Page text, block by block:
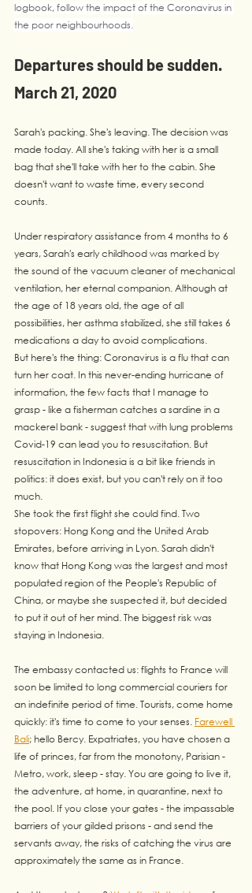
logbook, follow the impact of the Coronavirus in
the poor neighbourhoods.
Departures should be sudden.
March 21, 2020
Sarah's packing. She's leaving. The decision was
made today. All she's taking with her is a small
bag that she'll take with her to the cabin. She
doesn't want to waste time, every second
counts.
Under respiratory assistance from 4 months to 6
years, Sarah's early childhood was marked by
the sound of the vacuum cleaner of mechanical
ventilation, her eternal companion. Although at
the age of 18 years old, the age of all
possibilities, her asthma stabilized, she still takes 6
medications a day to avoid complications.
But here's the thing: Coronavirus is a flu that can
turn her coat. In this never-ending hurricane of
information, the few facts that I manage to
grasp - like a fisherman catches a sardine in a
mackerel bank - suggest that with lung problems
Covid-19 can lead you to resuscitation. But
resuscitation in Indonesia is a bit like friends in
politics: it does exist, but you can't rely on it too
much.
She took the first flight she could find. Two
stopovers: Hong Kong and the United Arab
Emirates, before arriving in Lyon. Sarah didn't
know that Hong Kong was the largest and most
populated region of the People's Republic of
China, or maybe she suspected it, but decided
to put it out of her mind. The biggest risk was
staying in Indonesia.
The embassy contacted us: flights to France will
soon be limited to long commercial couriers for
an indefinite period of time. Tourists, come home
quickly: it's time to come to your senses. Farewell
Bali; hello Bercy. Expatriates, you have chosen a
life of princes, far from the monotony, Parisian -
Metro, work, sleep - stay. You are going to live it,
the adventure, at home, in quarantine, next to
the pool. If you close your gates - the impassable
barriers of your gilded prisons - and send the
servants away, the risks of catching the virus are
approximately the same as in France.